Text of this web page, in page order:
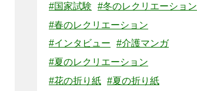
#国家試験
#冬のレクリエーション
#春のレクリエーション
#インタビュー
#介護マンガ
#夏のレクリエーション
#花の折り紙 #夏の折り紙